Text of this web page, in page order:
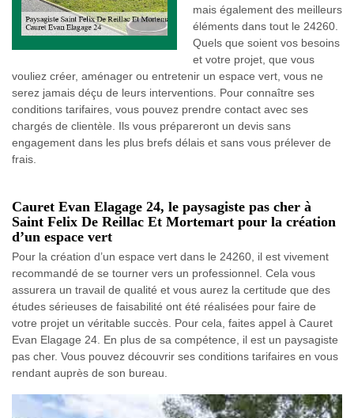
mais également des meilleurs
éléments dans tout le 24260.
Quels que soient vos besoins
et votre projet, que vous
vouliez créer, aménager ou entretenir un espace vert, vous ne
serez jamais déçu de leurs interventions. Pour connaître ses
conditions tarifaires, vous pouvez prendre contact avec ses
chargés de clientèle. Ils vous prépareront un devis sans
engagement dans les plus brefs délais et sans vous prélever de
frais.
Cauret Evan Elagage 24, le paysagiste pas cher à
Saint Felix De Reillac Et Mortemart pour la création
d’un espace vert
Pour la création d’un espace vert dans le 24260, il est vivement
recommandé de se tourner vers un professionnel. Cela vous
assurera un travail de qualité et vous aurez la certitude que des
études sérieuses de faisabilité ont été réalisées pour faire de
votre projet un véritable succès. Pour cela, faites appel à Cauret
Evan Elagage 24. En plus de sa compétence, il est un paysagiste
pas cher. Vous pouvez découvrir ses conditions tarifaires en vous
rendant auprès de son bureau.